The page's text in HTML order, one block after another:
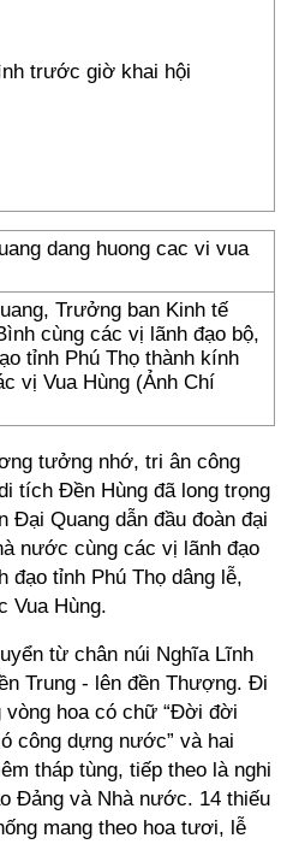
trước giờ khai hội
Trưởng ban Kinh tế
cùng các vị lãnh đạo bộ,
tỉnh Phú Thọ thành kính
vị Vua Hùng (Ảnh Chí
tưởng nhớ, tri ân công
tích Đền Hùng đã long trọng
Đại Quang dẫn đầu đoàn đại
nước cùng các vị lãnh đạo
đạo tỉnh Phú Thọ dâng lễ,
Vua Hùng.
từ chân núi Nghĩa Lĩnh
Trung - lên đền Thượng. Đi
vòng hoa có chữ “Đời đời
công dựng nước” và hai
tháp tùng, tiếp theo là nghi
Đảng và Nhà nước. 14 thiếu
mang theo hoa tươi, lễ